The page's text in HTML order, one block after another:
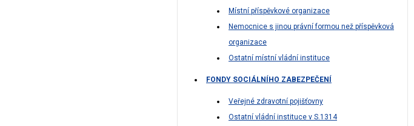
Místní příspěvkové organizace
Nemocnice s jinou právní formou než příspěvková
organizace
Ostatní místní vládní instituce
FONDY SOCIÁLNÍHO ZABEZPEČENÍ
Veřejné zdravotní pojišťovny
Ostatní vládní instituce v S.1314